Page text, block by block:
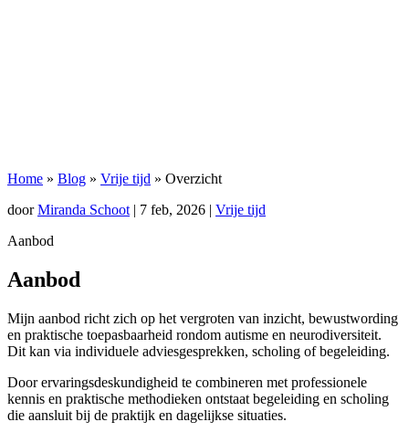
Home » Blog » Vrije tijd » Overzicht
doorMiranda Schoot | 7 feb, 2026 | Vrije tijd
Aanbod
Aanbod
Mijn aanbod richt zich op het vergroten van inzicht, bewustwording
en praktische toepasbaarheid rondom autisme en neurodiversiteit.
Dit kan via individuele adviesgesprekken, scholing of begeleiding.
Door ervaringsdeskundigheid te combineren met professionele
kennis en praktische methodieken ontstaat begeleiding en scholing
die aansluit bij de praktijk en dagelijkse situaties.